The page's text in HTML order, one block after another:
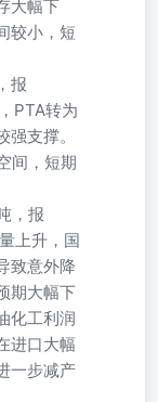
大幅下
较小，短
报
PTA转为
支撑。
间，短期
，报
上升，国
致意外降
期大幅下
化工利润
进口大幅
一步减产